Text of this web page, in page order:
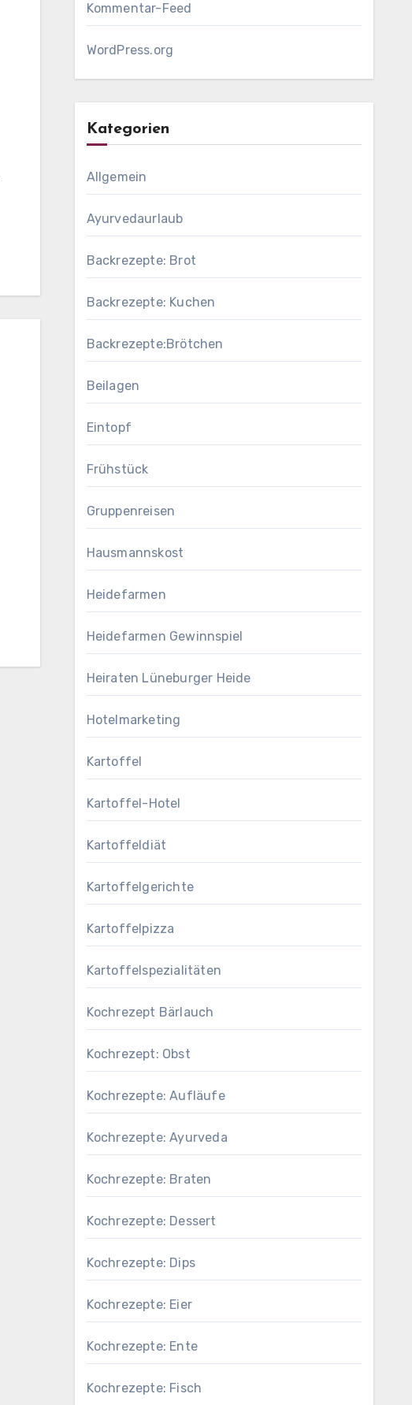
Kommentar-Feed
WordPress.org
Kategorien
Allgemein
Ayurvedaurlaub
Backrezepte: Brot
Backrezepte: Kuchen
Backrezepte:Brötchen
Beilagen
Eintopf
Frühstück
Gruppenreisen
Hausmannskost
Heidefarmen
Heidefarmen Gewinnspiel
Heiraten Lüneburger Heide
Hotelmarketing
Kartoffel
Kartoffel-Hotel
Kartoffeldiät
Kartoffelgerichte
Kartoffelpizza
Kartoffelspezialitäten
Kochrezept Bärlauch
Kochrezept: Obst
Kochrezepte: Aufläufe
Kochrezepte: Ayurveda
Kochrezepte: Braten
Kochrezepte: Dessert
Kochrezepte: Dips
Kochrezepte: Eier
Kochrezepte: Ente
Kochrezepte: Fisch